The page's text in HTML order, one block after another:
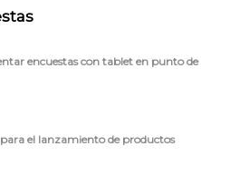
encuestas con tablet en punto de
el lanzamiento de productos